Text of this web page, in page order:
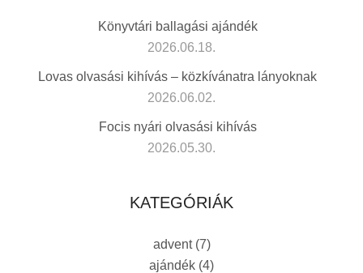
Könyvtári ballagási ajándék
2026.06.18.
Lovas olvasási kihívás – közkívánatra lányoknak
2026.06.02.
Focis nyári olvasási kihívás
2026.05.30.
KATEGÓRIÁK
advent(7)
ajándék (4)